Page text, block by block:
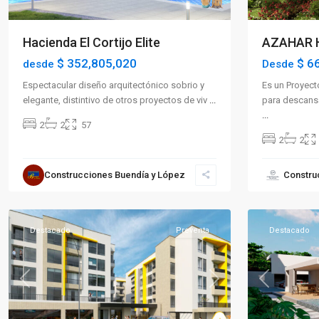
Hacienda El Cortijo Elite
desde $ 352,805,020
Espectacular diseño arquitectónico sobrio y
elegante, distintivo de otros proyectos de viv ...
2 2 57
Construcciones Buendía y López
AZAHAR
Desde $
Es un
para
2 2
Sector
Occidente,
Previous Next
Destacado Preventa
Previous
Destacado